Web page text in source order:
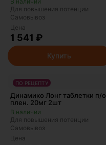
Для повышения потенции
Самовывоз
Цена
1 541 ₽
Купить
ПО РЕЦЕПТУ
Динамико Лонг таблетки п/о
плен. 20мг 2шт
Для повышения потенции
Самовывоз
Цена